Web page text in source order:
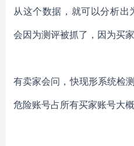
从这个数据，就可以分析出
会因为测评被抓了，因为买
有卖家会问，快现形系统检
危险账号占所有买家账号大